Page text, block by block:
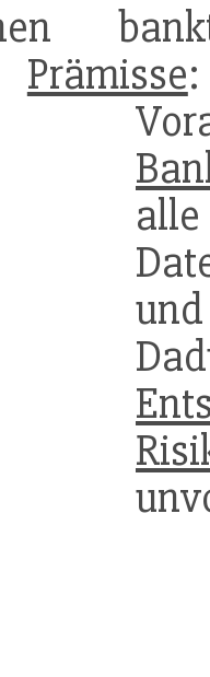
Prämisse